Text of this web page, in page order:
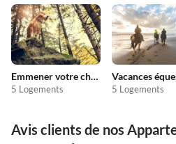
Emmener votre chien en vacances
5 Logements
Vacances
5 Logements
Avis clients de nos